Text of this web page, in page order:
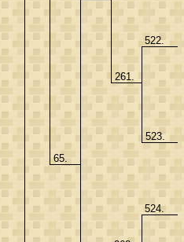
65.
261.
522.
523.
524.